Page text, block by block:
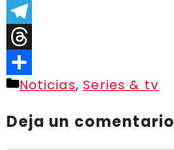
Link
Gmail
Telegram
Threads
Compartir
Categorías
Noticias, Series & tv
Deja un comentario